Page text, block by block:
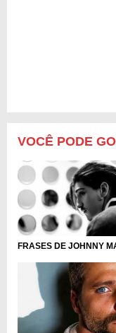
VOCÊ PODE
FRASES DE JOHNNY